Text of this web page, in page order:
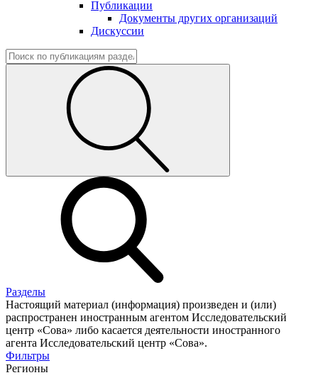
Публикации
Документы других организаций
Дискуссии
Разделы
Настоящий материал (информация) произведен и (или)
распространен иностранным агентом Исследовательский
центр «Сова» либо касается деятельности иностранного
агента Исследовательский центр «Сова».
Фильтры
Регионы